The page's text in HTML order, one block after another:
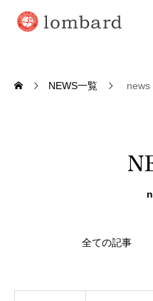
事業拡大に伴い新たなメンバ
NEWS一覧 news
全ての記事